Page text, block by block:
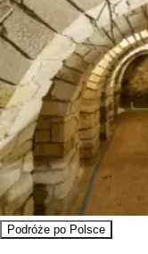
Podróże po Polsce